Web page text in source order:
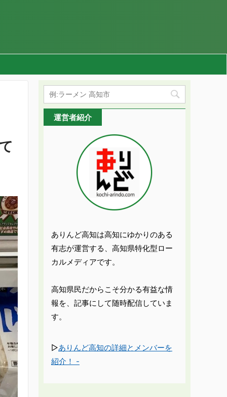
運営者紹介
ありんど高知は高知にゆかりのある
有志が運営する、高知県特化型ロー
カルメディアです。
高知県民だからこそ分かる有益な情
報を、記事にして随時配信していま
す。
▷ありんど高知の詳細とメンバーを
紹介！ -